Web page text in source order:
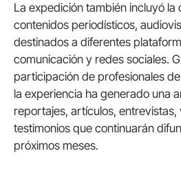
La expedición también incluyó la
contenidos periodísticos,
destinados a diferentes
comunicación y redes sociales.
participación de profesionales
la experiencia ha generado una
reportajes, artículos,
testimonios que continuarán
próximos meses.